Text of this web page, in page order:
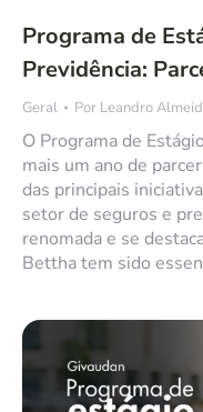
Programa de
Previdência:
Geral Por Leandro
O Programa de
mais um ano de
das principais
setor de seguros e
renomada e se
Bettha tem sido